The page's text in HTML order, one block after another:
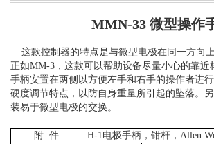
MMN-33 微型操作
这款控制器的特点是与微型电极在同一方向
正如MM-3，这款可以帮助设备尽量小心的靠近
手柄安置在两侧以方便左手和右手的操作者进
硬度调节特点，以防自身重量所引起的坠落。
装易于微型电极的交换。
附 件 H-1电极手柄，钳杆，Allen